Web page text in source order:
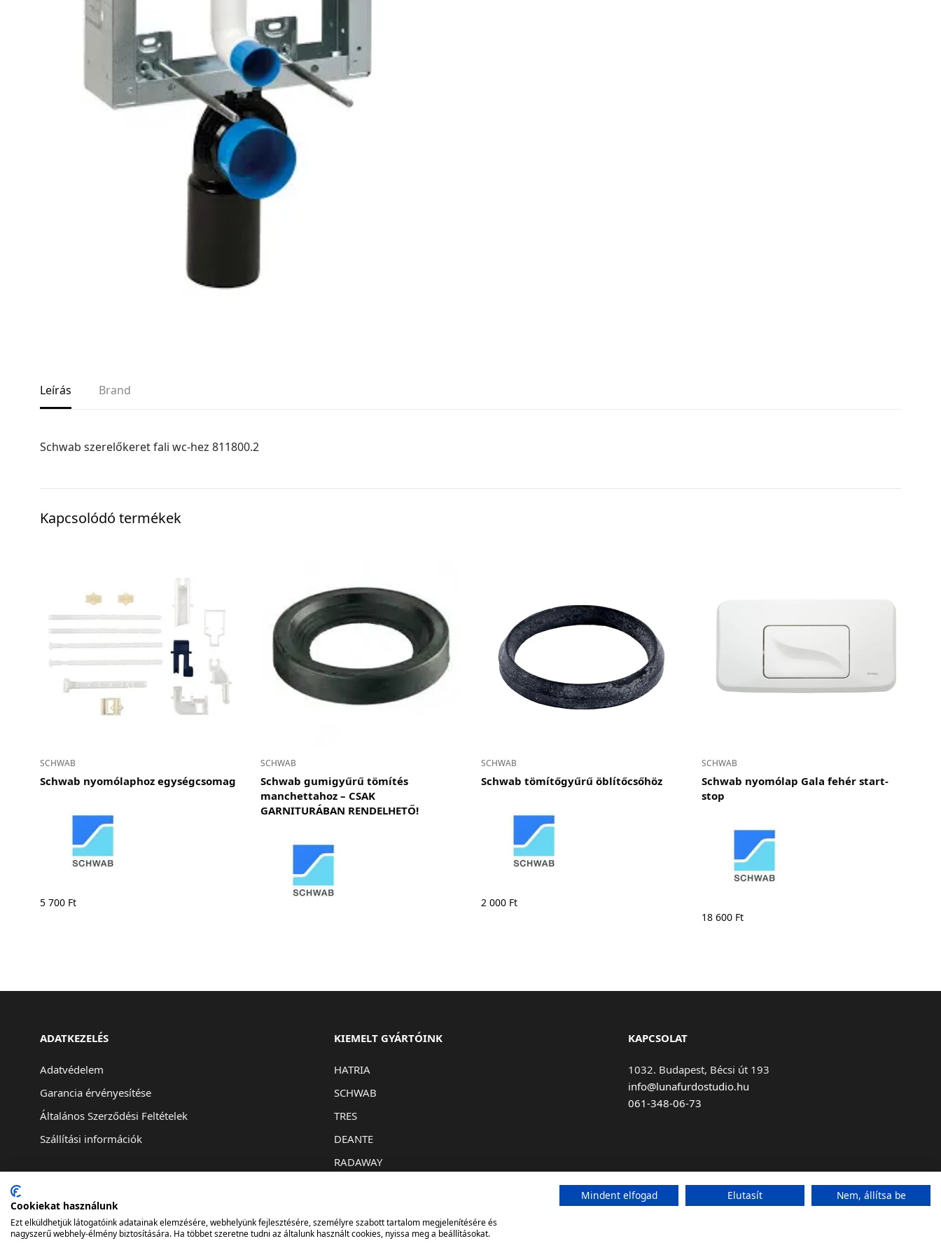
Leírás Brand
Schwab szerelőkeret fali wc-hez 811800.2
Kapcsolódó termékek
SCHWAB
Schwab nyomólaphoz egységcsomag
5 700 Ft
SCHWAB
Schwab gumigyűrű tömítés
manchettahoz – CSAK
GARNITURÁBAN RENDELHETŐ!
SCHWAB
Schwab tömítőgyűrű öblítőcsőhöz
2 000 Ft
SCHWAB
Schwab nyomólap Gala fehér start-
stop
18 600 Ft
ADATKEZELÉS
Adatvédelem
Garancia érvényesítése
Általános Szerződési Feltételek
Szállítási információk
KIEMELT GYÁRTÓINK
HATRIA
SCHWAB
TRES
DEANTE
RADAWAY
KAPCSOLAT
1032. Budapest, Bécsi út 193
info@lunafurdostudio.hu
061-348-06-73
Cookiekat használunk
Ezt elküldhetjük látogatóink adatainak elemzésére, webhelyünk fejlesztésére, személyre szabott tartalom megjelenítésére és
nagyszerű webhely-élmény biztosítására. Ha többet szeretne tudni az általunk használt cookies, nyissa meg a beállításokat.
Mindent elfogad Elutasít Nem, állítsa be